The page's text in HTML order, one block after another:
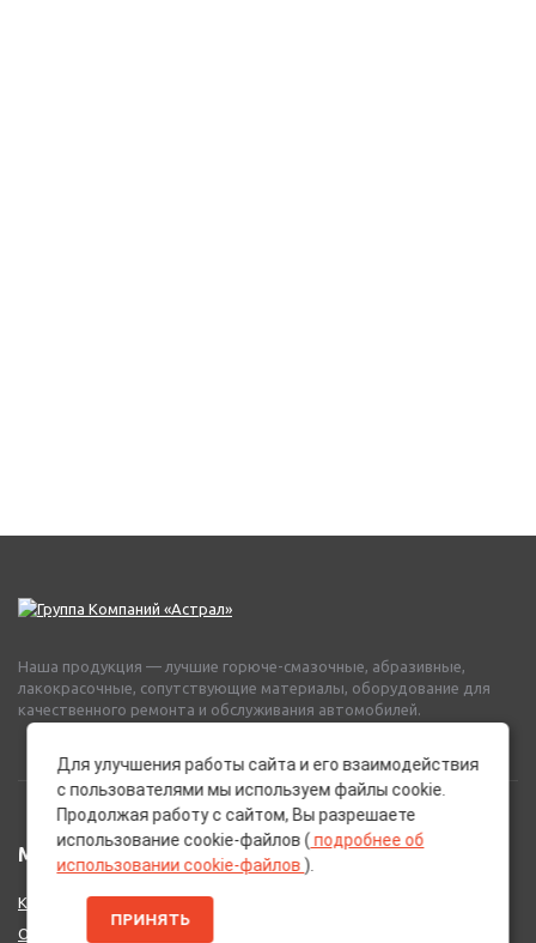
Наша продукция — лучшие горюче-смазочные, абразивные,
лакокрасочные, сопутствующие материалы, оборудование для
качественного ремонта и обслуживания автомобилей.
МЕНЮ
Каталог Брендов
О нас
Для улучшения работы сайта и его взаимодействия
с пользователями мы используем файлы cookie.
Продолжая работу с сайтом, Вы разрешаете
использование cookie-файлов ( подробнее об
использовании cookie-файлов ).
ПРИНЯТЬ